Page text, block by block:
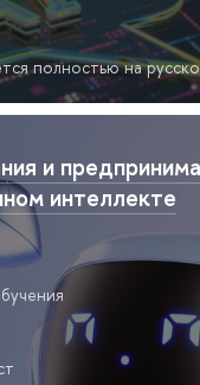
полностью на
и
интеллекте